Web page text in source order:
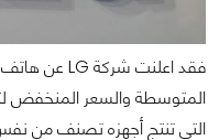
المتوسطة والسعر المنخفض
التي تنتج أجهزه تصنف من